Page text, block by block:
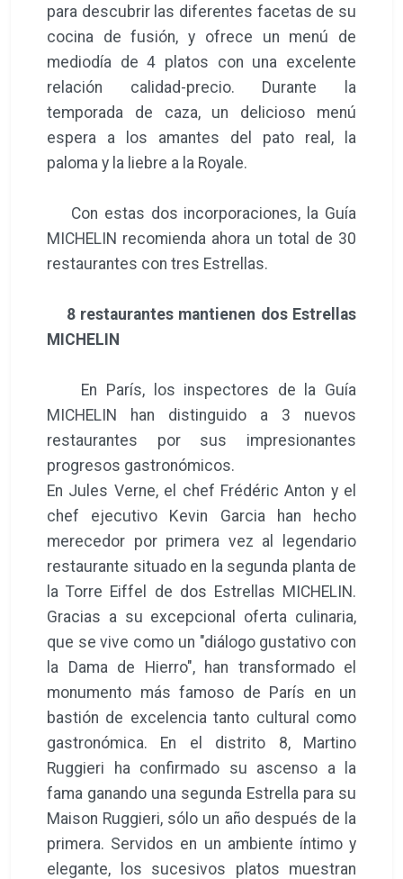
para descubrir las diferentes facetas de su
cocina de fusión, y ofrece un menú de
mediodía de 4 platos con una excelente
relación calidad-precio. Durante la
temporada de caza, un delicioso menú
espera a los amantes del pato real, la
paloma y la liebre a la Royale.
Con estas dos incorporaciones, la Guía
MICHELIN recomienda ahora un total de 30
restaurantes con tres Estrellas.
8 restaurantes mantienen dos Estrellas
MICHELIN
En París, los inspectores de la Guía
MICHELIN han distinguido a 3 nuevos
restaurantes por sus impresionantes
progresos gastronómicos.
En Jules Verne, el chef Frédéric Anton y el
chef ejecutivo Kevin Garcia han hecho
merecedor por primera vez al legendario
restaurante situado en la segunda planta de
la Torre Eiffel de dos Estrellas MICHELIN.
Gracias a su excepcional oferta culinaria,
que se vive como un "diálogo gustativo con
la Dama de Hierro", han transformado el
monumento más famoso de París en un
bastión de excelencia tanto cultural como
gastronómica. En el distrito 8, Martino
Ruggieri ha confirmado su ascenso a la
fama ganando una segunda Estrella para su
Maison Ruggieri, sólo un año después de la
primera. Servidos en un ambiente íntimo y
elegante, los sucesivos platos muestran